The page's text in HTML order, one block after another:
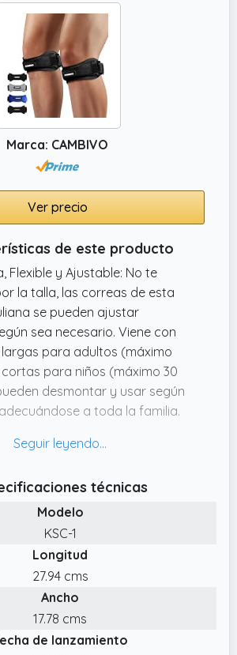
y evitar más daños en la
se cae.
para muslos de menos
está hecha de un tejido
neopreno transpirable, que es
la tasa de alergénicos.
Marca: CAMBIVO
Ver precio
de este producto
Flexible y Ajustable: No te
la talla, las correas de esta
se pueden ajustar
sea necesario. Viene con
para adultos (máximo
para niños (máximo 30
desmontar y usar según
a toda la familia.
son adecuadas para
tendinitis rotuliana y lesiones
sea para correr, hacer
jugar voleibol o entrenar en el
el soporte necesario,
activo y libre de dolor.
Sin Restricciones: Este diseño
rotuliana no requiere envolver
es transpirable y no causa
técnicas
Modelo
KSC-1
Longitud
27.94 cms
Ancho
17.78 cms
de lanzamiento